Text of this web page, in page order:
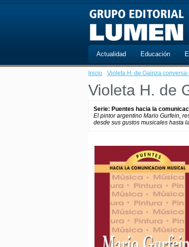
Actualidad Educación
Inicio · Violeta H. de Gainza conversa
Violeta H. de
Serie: Puentes hacia la
El pintor argentino Mario Gurfein,
desde sus gustos musicales hasta